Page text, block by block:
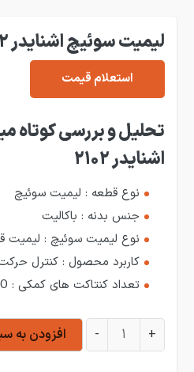
لیمیت سوئیچ اشنایدر 2102
استعلام قیمت
تحلیل و بررسی کوتاه
اشنایدر 2102
نوع قطعه : لیمیت سوئیچ
جنس بدنه : باکالیت
نوع لیمیت سوئیچ : لیمیت
کاربرد محصول : کنترل
تعداد کنتاکت های کمکی : 1NC+1NO
لیمیت سوئیچ اشنایدر 2102 عدد
+
- افزودن به